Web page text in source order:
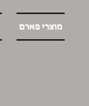
מוצרי פארם